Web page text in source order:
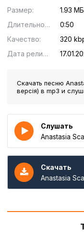
Размер:
1.93 МБ
Длительность:
0:50
Качество:
320
Дата релиза:
Скачать песню
версія) в mp3 и
Слушать
Anastasia
Скачать
Anastasia